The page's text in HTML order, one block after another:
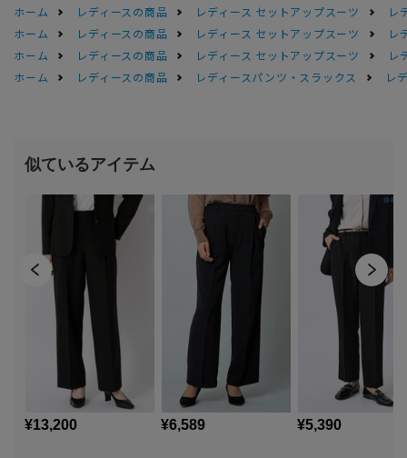
ホーム
レディースの商品 レディース セットアップスーツ
レ
ホーム
レディースの商品 レディース セットアップスーツ
レ
ホーム
レディースの商品 レディース セットアップスーツ
レ
ホーム
レディースの商品 レディースパンツ・スラックス レ